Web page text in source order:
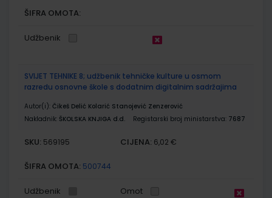
ŠIFRA OMOTA:
Udžbenik
SVIJET TEHNIKE 8; udžbenik tehničke kulture u osmom
razredu osnovne škole s dodatnim digitalnim sadržajima
Autor(i): Čikeš Delić Kolarić Stanojević Zenzerović
Nakladnik: ŠKOLSKA KNJIGA d.d. Registarski broj ministarstva: 7687
SKU: 569195 CIJENA: 6,02 €
ŠIFRA OMOTA: 500744
Udžbenik Omot